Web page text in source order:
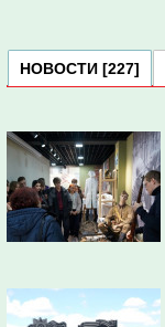
НОВОСТИ [227]